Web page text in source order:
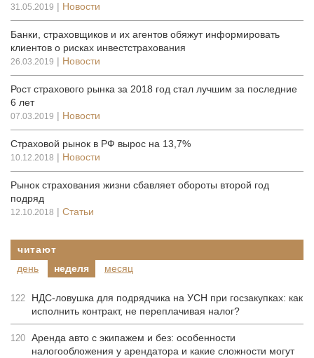
31.05.2019 | Новости
Банки, страховщиков и их агентов обяжут информировать
клиентов о рисках инвестстрахования
26.03.2019 | Новости
Рост страхового рынка за 2018 год стал лучшим за последние
6 лет
07.03.2019 | Новости
Страховой рынок в РФ вырос на 13,7%
10.12.2018 | Новости
Рынок страхования жизни сбавляет обороты второй год
подряд
12.10.2018 | Статьи
читают
день
неделя месяц
122
НДС-ловушка для подрядчика на УСН при госзакупках: как
исполнить контракт, не переплачивая налог?
120 Аренда авто с экипажем и без: особенности
налогообложения у арендатора и какие сложности могут